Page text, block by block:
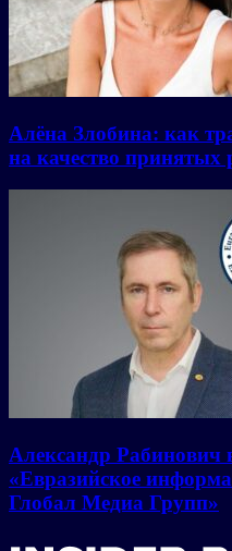
Алёна Злобина: как
на качество принятых
Александр Рабинович
«Евразийское
Глобал Медиа Групп»